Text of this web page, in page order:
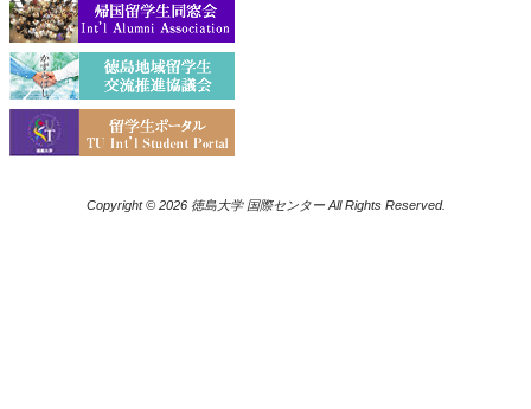
Copyright © 2026 徳島大学 国際センター All Rights Reserved.